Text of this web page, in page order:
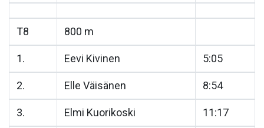
T8 800 m
1. Eevi Kivinen 5:05
2. Elle Väisänen 8:54
3. Elmi Kuorikoski 11:17